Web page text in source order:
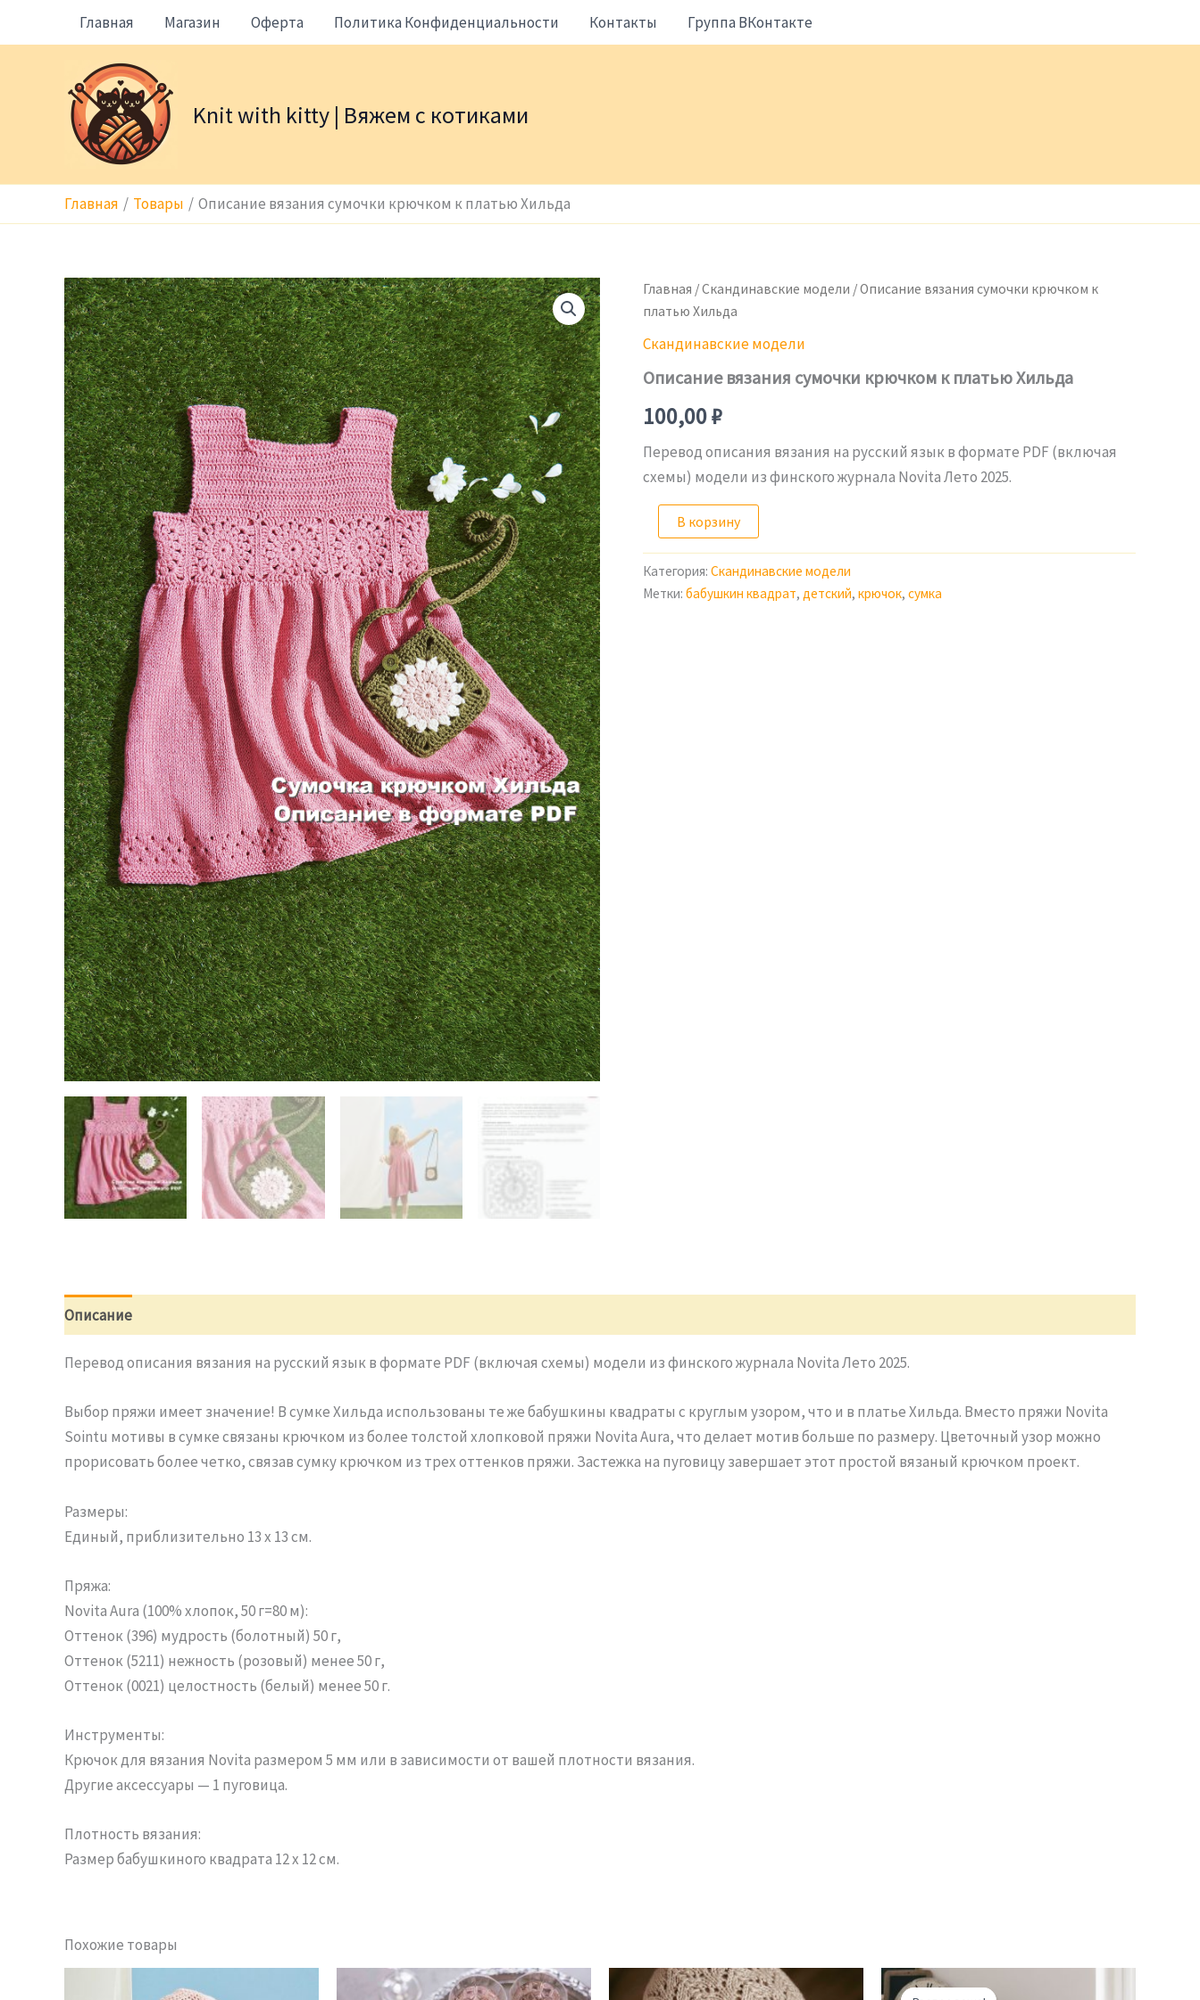
Главная Магазин Оферта Политика Конфиденциальности Контакты Группа ВКонтакте
Knit with kitty | Вяжем с котиками
Главная Товары Описание вязания сумочки крючком к платью Хильда
Главная /Скандинавские модели / Описание вязания сумочки крючком к
платью Хильда
Скандинавские модели
Описание вязания сумочки крючком к платью Хильда
100,00₽
Перевод описания вязания на русский язык в формате PDF (включая
схемы) модели из финского журнала Novita Лето 2025.
Количество
товара
вязания
сумочки
крючком
В корзину
Категория: Скандинавские модели
Метки: бабушкин квадрат, детский, крючок, сумка
Описание
Перевод описания вязания на русский язык в формате PDF (включая схемы) модели из финского журнала Novita Лето 2025.
Выбор пряжи имеет значение! В сумке Хильда использованы те же бабушкины квадраты с круглым узором, что и в платье Хильда. Вместо пряжи Novita
Sointu мотивы в сумке связаны крючком из более толстой хлопковой пряжи Novita Aura, что делает мотив больше по размеру. Цветочный узор можно
прорисовать более четко, связав сумку крючком из трех оттенков пряжи. Застежка на пуговицу завершает этот простой вязаный крючком проект.
Размеры:
Единый, приблизительно 13 х 13 см.
Пряжа:
Novita Aura (100% хлопок, 50 г=80 м):
Оттенок (396) мудрость (болотный) 50 г,
Оттенок (5211) нежность (розовый) менее 50 г,
Оттенок (0021) целостность (белый) менее 50 г.
Инструменты:
Крючок для вязания Novita размером 5 мм или в зависимости от вашей плотности вязания.
Другие аксессуары — 1 пуговица.
Плотность вязания:
Размер бабушкиного квадрата 12 х 12 см.
Похожие товары